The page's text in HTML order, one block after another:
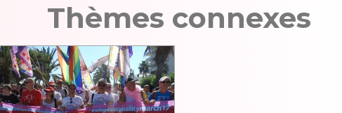
Thèmes connexes